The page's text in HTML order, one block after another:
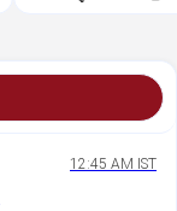
12:45 AM IST